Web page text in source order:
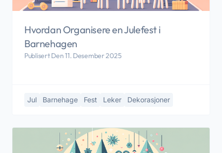
Hvordan Organisere en Julefest i
Barnehagen
Publisert Den 11. Desember 2025
Jul Barnehage Fest Leker Dekorasjoner